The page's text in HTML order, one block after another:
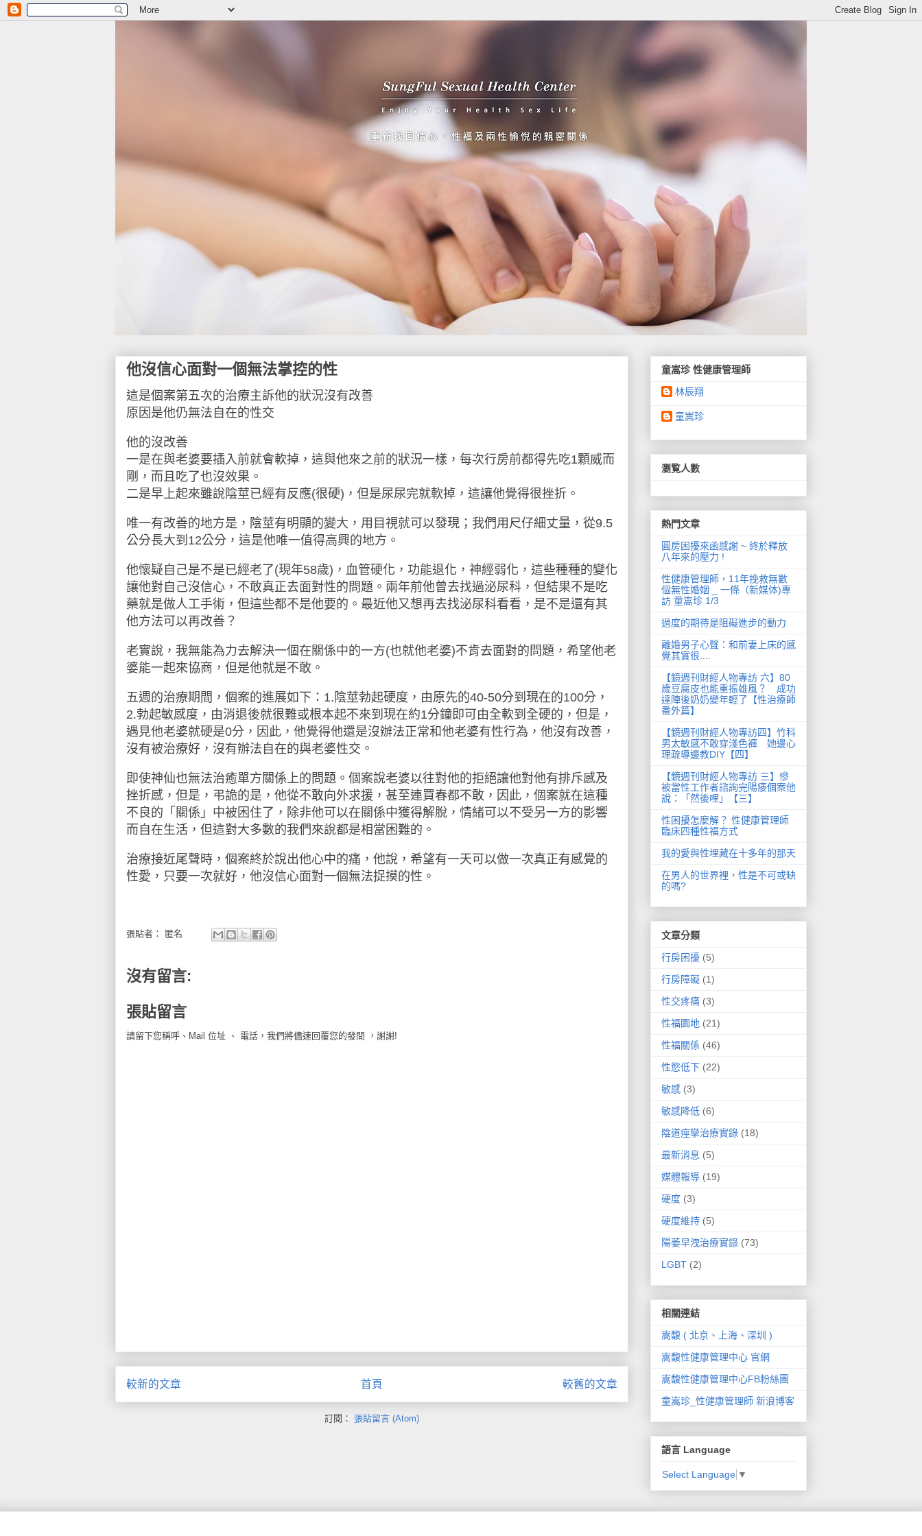
他沒信心面對一個無法掌控的性
這是個案第五次的治療主訴他的狀況沒有改善
原因是他仍無法自在的性交
他的沒改善
一是在與老婆要插入前就會軟掉，這與他來之前的狀況一樣，每次行房前都得先吃1顆威而
剛，而且吃了也沒效果。
二是早上起來雖說陰莖已經有反應(很硬) ，但是尿尿完就軟掉，這讓他覺得很挫折。
唯一有改善的地方是，陰莖有明顯的變大，用目視就可以發現；我們用尺仔細丈量，從9.5
公分長大到 12公分，這是他唯一值得高興的地方。
他懷疑自己是不是已經老了(現年58歲) ，血管硬化，功能退化，神經弱化，這些種種的變化
讓他對自己沒信心，不敢真正去面對性的問題。兩年前他曾去找過泌尿科，但結果不是吃
藥就是做人工手術，但這些都不是他要的。最近他又想再去找泌尿科看看，是不是還有其
他方法可以再改善？
老實說，我無能為力去解決一個在關係中的一方(也就他老婆)不肯去面對的問題，希望他老
婆能一起來協商，但是他就是不敢。
五週的治療期間，個案的進展如下： 1. 陰莖勃起硬度，由原先的40-50分到現在的100分，
2.勃起敏感度，由消退後就很難或根本起不來到現在約1分鐘即可由全軟到全硬的，但是，
遇見他老婆就硬是0分，因此，他覺得他還是沒辦法正常和他老婆有性行為，他沒有改善，
沒有被治療好，沒有辦法自在的與老婆性交。
即使神仙也無法治癒單方關係上的問題。個案說老婆以往對他的拒絕讓他對他有排斥感及
挫折感，但是，弔詭的是，他從不敢向外求援，甚至連買春都不敢，因此，個案就在這種
不良的「關係」中被困住了，除非他可以在關係中獲得解脫，情緒可以不受另一方的影響
而自在生活，但這對大多數的我們來說都是相當困難的。
治療接近尾聲時，個案終於說出他心中的痛，他說，希望有一天可以做一次真正有感覺的
性愛，只要一次就好，他沒信心面對一個無法捉摸的性。
張貼者： 匿名
沒有留言:
張貼留言
請留下您稱呼、Mail 位址 、 電話，我們將儘速回覆您的發問 ，謝謝!
較新的文章 較舊的文章
首頁
訂閱： 張貼留言 (Atom)
童嵩珍 性健康管理師
林辰翔
童嵩珍
瀏覧人數
熱門文章
圓房困擾來函感謝 ~ 終於釋放
八年來的壓力 !
性健康管理師，11年挽救無數
個無性婚姻 _ 一條（新媒体)專
訪 童嵩珍 1/3
過度的期待是阻礙進步的動力
離婚男子心聲：和前妻上床的感
覺其實很....
【鏡週刊財經人物專訪 六】80
歲豆腐皮也能重振雄風？ 成功
達陣後奶奶變年輕了【性治療師
番外篇】
【鏡週刊財經人物專訪四】竹科
男太敏感不敢穿淺色褲 她邊心
理疏導邊教DIY【四】
【鏡週刊財經人物專訪 三】慘
被當性工作者諮詢完陽痿個案他
說：「然後哩」【三】
性困擾怎麼解？ 性健康管理師
臨床四種性福方式
我的愛與性埋藏在十多年的那天
在男人的世界裡，性是不可或缺
的嗎?
文章分類
行房困擾 (5)
行房障礙 (1)
性交疼痛 (3)
性福園地 (21)
性福關係 (46)
性慾低下 (22)
敏感 (3)
敏感降低 (6)
陰道痙攣治療實錄 (18)
最新消息 (5)
媒體報導 (19)
硬度 (3)
硬度維持 (5)
陽萎早洩治療實錄 (73)
LGBT (2)
相關連結
嵩馥 ( 北京、上海、深圳 )
嵩馥性健康管理中心 官網
嵩馥性健康管理中心FB粉絲團
童嵩珍_性健康管理師 新浪博客
語言 Language
Select Language ▼